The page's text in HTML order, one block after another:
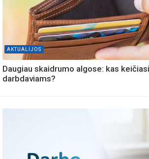
AKTUALIJOS
Daugiau skaidrumo algose: kas
darbdaviams?